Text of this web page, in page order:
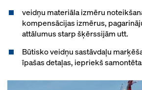
veidņu materiāla izmēru
kompensācijas izmērus,
attālumus starp šķērssijām utt.
Būtisko veidņu sastāvdaļu
īpašas detaļas, iepriekš